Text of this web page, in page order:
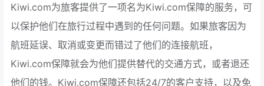
Kiwi.com为旅客提供了一项名为Kiwi.com保障的服务，可
以保护他们在旅行过程中遇到的任何问题。如果旅客因为
航班延误、取消或变更而错过了他们的连接航班，
Kiwi.com保障就会为他们提供替代的交通方式，或者退还
他们的钱。Kiwi.com保障还包括24/7的客户支持，以及免